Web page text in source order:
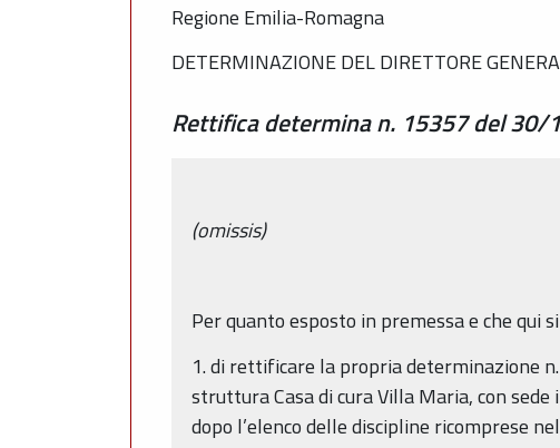
Regione Emilia-Romagna
DETERMINAZIONE DEL DIRETTORE
Rettifica determina n. 15357 del 30/
(omissis)
Per quanto esposto in premessa e che
1. di rettificare la propria determinazione
struttura Casa di cura Villa Maria, con
dopo l’elenco delle discipline ricomprese